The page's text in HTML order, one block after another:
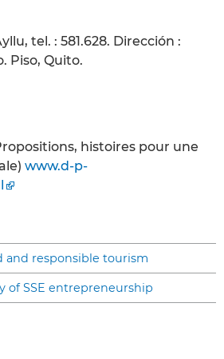
tel. : 581.628. Dirección :
Piso, Quito.
histoires pour une
www.d-p-
and responsible tourism
of SSE entrepreneurship